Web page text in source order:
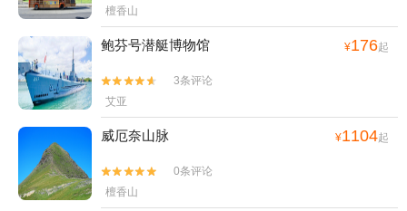
檀香山
鲍芬号潜艇博物馆 ¥176起


3条评论
艾亚
威厄奈山脉 ¥1104起


0条评论
檀香山